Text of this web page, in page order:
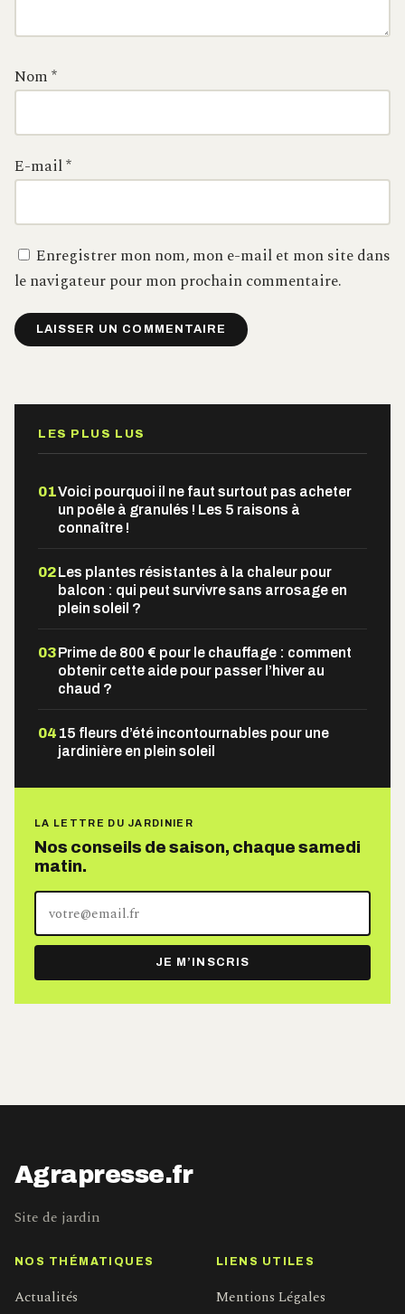
Nom*
E-mail*
Enregistrer mon nom, mon e-mail et mon site dans
le navigateur pour mon prochain commentaire.
LES PLUS LUS
01Voici pourquoi il ne faut surtout pas acheter
un poêle à granulés ! Les 5 raisons à
connaître !
02Les plantes résistantes à la chaleur pour
balcon : qui peut survivre sans arrosage en
plein soleil ?
03Prime de 800 € pour le chauffage : comment
obtenir cette aide pour passer l’hiver au
chaud ?
04 15 fleurs d’été incontournables pour une
jardinière en plein soleil
LA LETTRE DU JARDINIER
Nos conseils de saison, chaque samedi
matin.
adresse
e-
mail
JE M’INSCRIS
Agrapresse.fr
Site de jardin
NOS THÉMATIQUES
Actualités
LIENS UTILES
Mentions Légales